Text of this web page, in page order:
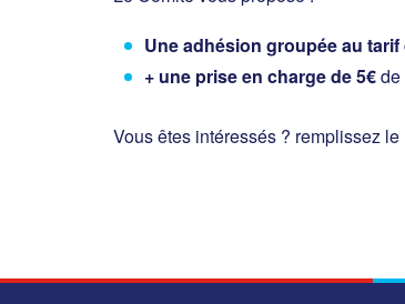
Une adhésion groupée au tarif
+ une prise en charge de 5€de
Vous êtes intéressés ? remplissez le